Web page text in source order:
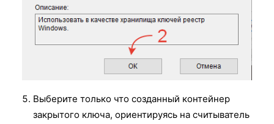
Выберите только что созданный контейнер
закрытого ключа, ориентируясь на считыватель